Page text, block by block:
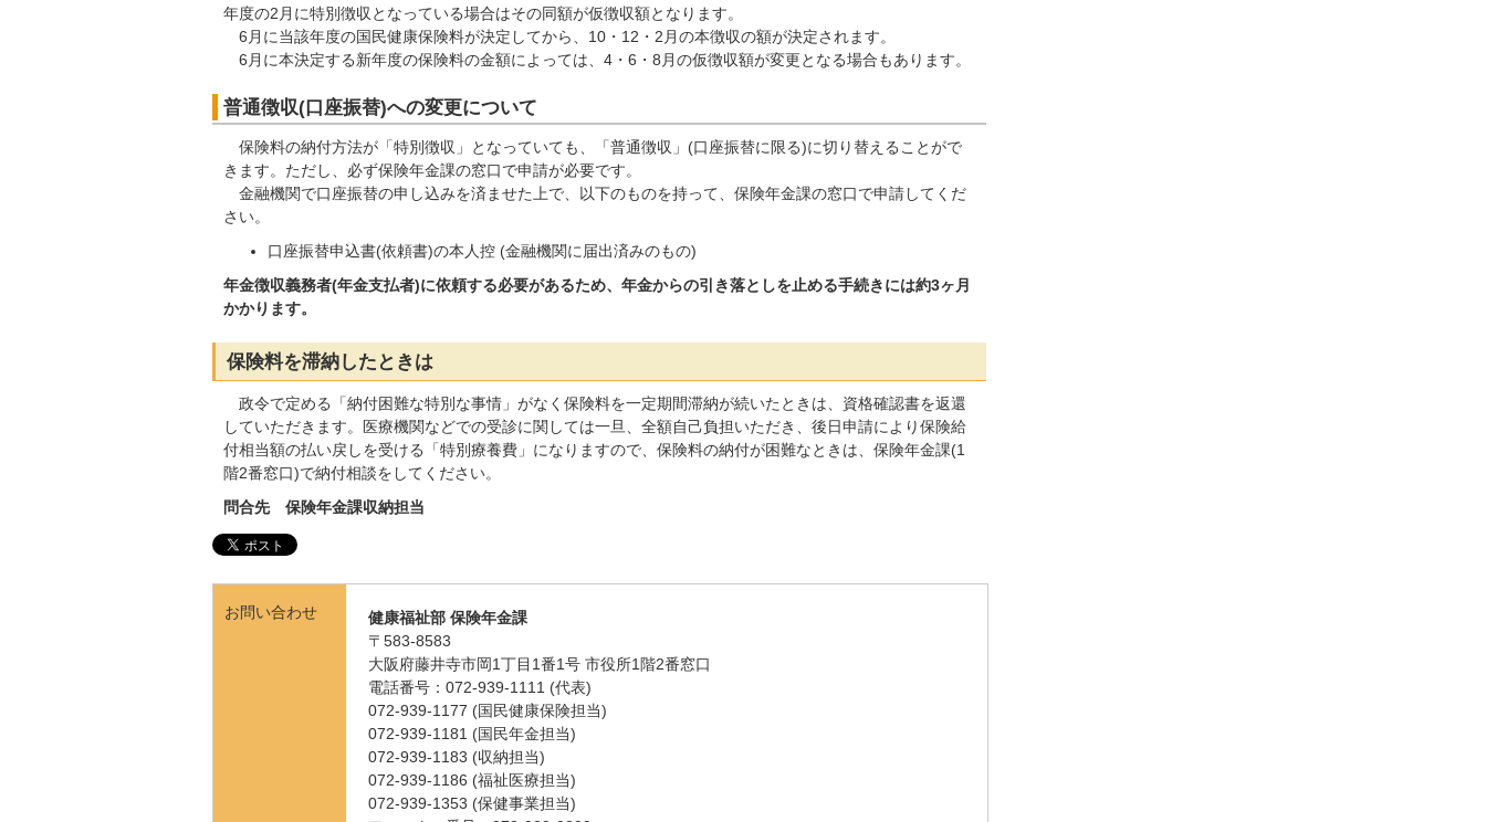
年度の2月に特別徴収となっている場合はその同額が仮徴収額となります。
6月に当該年度の国民健康保険料が決定してから、10・12・2月の本徴収の額が決定されます。
6月に本決定する新年度の保険料の金額によっては、4・6・8月の仮徴収額が変更となる場合もあります。
普通徴収(口座振替)への変更について
保険料の納付方法が「特別徴収」となっていても、「普通徴収」(口座振替に限る)に切り替えることがで
きます。ただし、必ず保険年金課の窓口で申請が必要です。
金融機関で口座振替の申し込みを済ませた上で、以下のものを持って、保険年金課の窓口で申請してくだ
さい。
口座振替申込書(依頼書)の本人控 (金融機関に届出済みのもの)
年金徴収義務者(年金支払者)に依頼する必要があるため、年金からの引き落としを止める手続きには約3ヶ月
かかります。
保険料を滞納したときは
政令で定める「納付困難な特別な事情」がなく保険料を一定期間滞納が続いたときは、資格確認書を返還
していただきます。医療機関などでの受診に関しては一旦、全額自己負担いただき、後日申請により保険給
付相当額の払い戻しを受ける「特別療養費」になりますので、保険料の納付が困難なときは、保険年金課(1
階2番窓口)で納付相談をしてください。
問合先 保険年金課収納担当
お問い合わせ
健康福祉部 保険年金課
〒583-8583
大阪府藤井寺市岡1丁目1番1号 市役所1階2番窓口
電話番号：072-939-1111 (代表)
072-939-1177 (国民健康保険担当)
072-939-1181 (国民年金担当)
072-939-1183 (収納担当)
072-939-1186 (福祉医療担当)
072-939-1353 (保健事業担当)